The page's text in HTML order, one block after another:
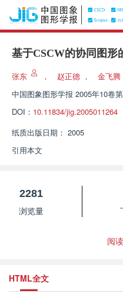
基于CSCW的协同图形
张东 ， 赵正德 ， 金飞腾
中国图象图形学报 2005年10卷
DOI： 10.11834/jig.2005011264
纸质出版日期： 2005
引用本文
2281
浏览量
阅
HTML全文